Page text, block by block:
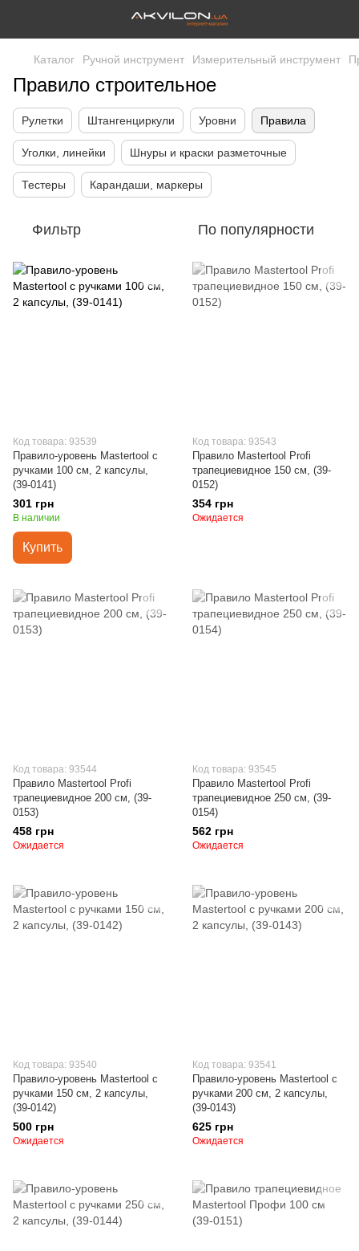
Каталог Ручной инструмент Измерительный инструмент
Правило строительное
Рулетки Штангенциркули Уровни Правила
Уголки, линейки Шнуры и краски разметочные
Тестеры Карандаши, маркеры
Фильтр По популярности
Код товара: 93539
Правило-уровень Mastertool с
ручками 100 см, 2 капсулы,
(39-0141)
301 грн
В наличии
Купить
Код товара: 93543
Правило Mastertool Profi
трапециевидное 150 см, (39-
0152)
354 грн
Ожидается
Код товара: 93544
Правило Mastertool Profi
трапециевидное 200 см, (39-
0153)
458 грн
Ожидается
Код товара: 93545
Правило Mastertool Profi
трапециевидное 250 см, (39-
0154)
562 грн
Ожидается
Код товара: 93540
Правило-уровень Mastertool с
ручками 150 см, 2 капсулы,
(39-0142)
500 грн
Ожидается
Код товара: 93541
Правило-уровень Mastertool с
ручками 200 см, 2 капсулы,
(39-0143)
625 грн
Ожидается